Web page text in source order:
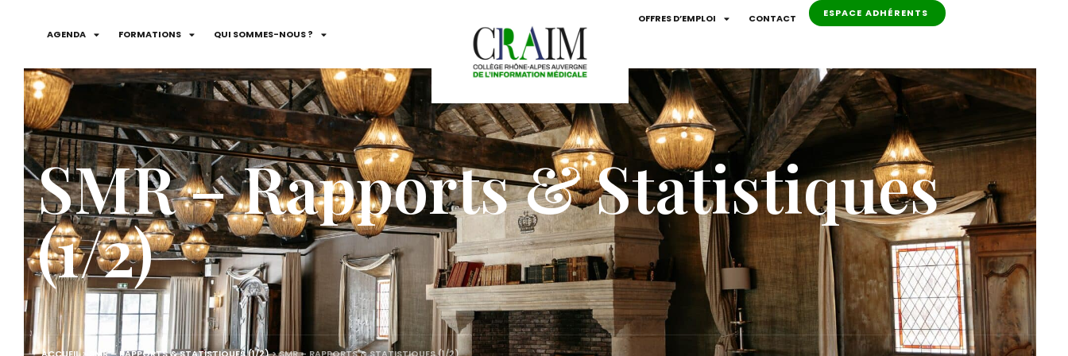
AGENDA FORMATIONS QUI SOMMES-NOUS ?
OFFRES D’EMPLOI CONTACT ESPACE ADHÉRENTS
SMR – Rapports & Statistiques
(1/2)